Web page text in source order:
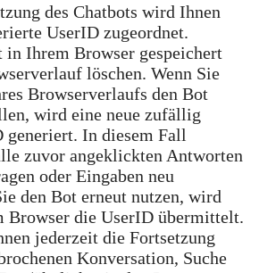
des Chatbots wird Ihnen
UserID zugeordnet.
Ihrem Browser gespeichert
löschen. Wenn Sie
Browserverlaufs den Bot
wird eine neue zufällig
generiert. In diesem Fall
zuvor angeklickten Antworten
oder Eingaben neu
den Bot erneut nutzen, wird
Browser die UserID übermittelt.
jederzeit die Fortsetzung
Konversation, Suche